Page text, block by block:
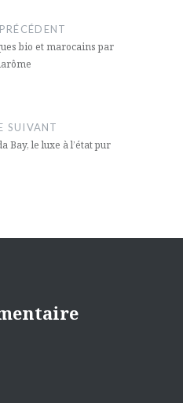
bio et marocains par
SUIVANT
Bay, le luxe à l’état pur